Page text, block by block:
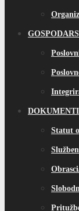
DOKUMENTI
Statut